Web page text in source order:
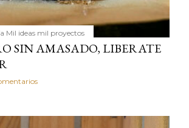
Mil ideas mil proyectos
SIN AMASADO, LIBERATE